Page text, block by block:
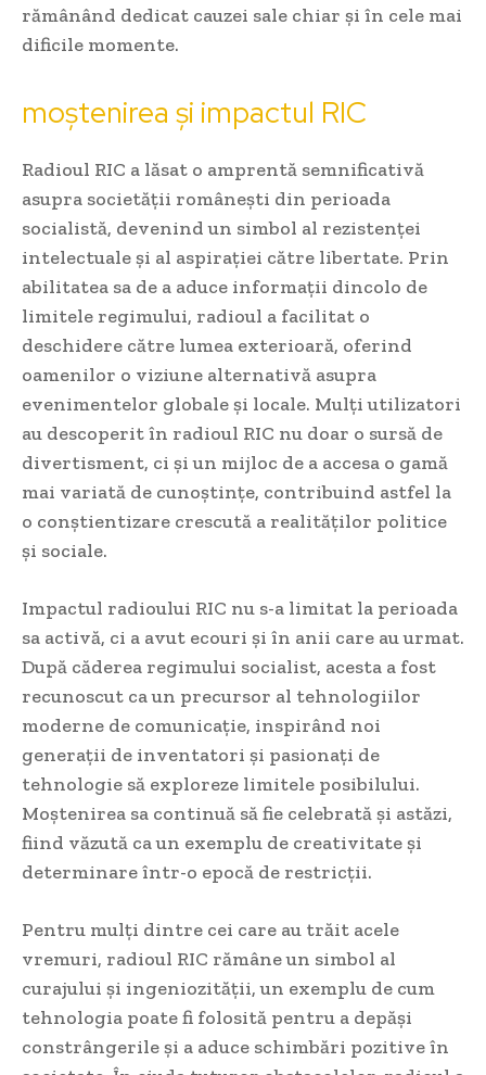
rămânând dedicat cauzei sale chiar și în cele mai
dificile momente.
moștenirea și impactul RIC
Radioul RIC a lăsat o amprentă semnificativă
asupra societății românești din perioada
socialistă, devenind un simbol al rezistenței
intelectuale și al aspirației către libertate. Prin
abilitatea sa de a aduce informații dincolo de
limitele regimului, radioul a facilitat o
deschidere către lumea exterioară, oferind
oamenilor o viziune alternativă asupra
evenimentelor globale și locale. Mulți utilizatori
au descoperit în radioul RIC nu doar o sursă de
divertisment, ci și un mijloc de a accesa o gamă
mai variată de cunoștințe, contribuind astfel la
o conștientizare crescută a realităților politice
și sociale.
Impactul radioului RIC nu s-a limitat la perioada
sa activă, ci a avut ecouri și în anii care au urmat.
După căderea regimului socialist, acesta a fost
recunoscut ca un precursor al tehnologiilor
moderne de comunicație, inspirând noi
generații de inventatori și pasionați de
tehnologie să exploreze limitele posibilului.
Moștenirea sa continuă să fie celebrată și astăzi,
fiind văzută ca un exemplu de creativitate și
determinare într-o epocă de restricții.
Pentru mulți dintre cei care au trăit acele
vremuri, radioul RIC rămâne un simbol al
curajului și ingeniozității, un exemplu de cum
tehnologia poate fi folosită pentru a depăși
constrângerile și a aduce schimbări pozitive în